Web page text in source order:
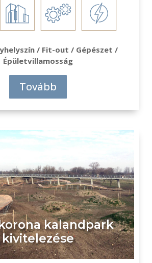
/ Fit-out / Gépészet /
Épületvillamosság
Tovább
kalandpark
kivitelezése